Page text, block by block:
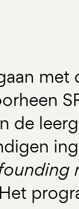
met
de